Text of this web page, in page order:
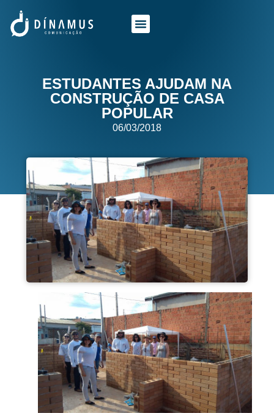
ESTUDANTES AJUDAM NA
CONSTRUÇÃO DE CASA
POPULAR
06/03/2018